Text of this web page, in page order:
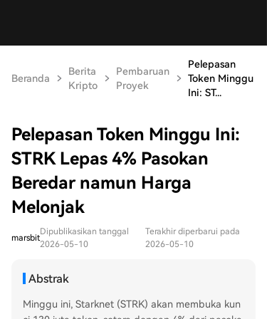
Beranda
Berita
Kripto
Pembaruan
Proyek
Pelepasan
Token Minggu
Ini: ST...
Pelepasan Token Minggu Ini:
STRK Lepas 4% Pasokan
Beredar namun Harga
Melonjak
marsbit
Dipublikasikan tanggal
2026-05-10
Terakhir diperbarui pada
2026-05-10
Abstrak
Minggu ini, Starknet (STRK) akan membuka kun